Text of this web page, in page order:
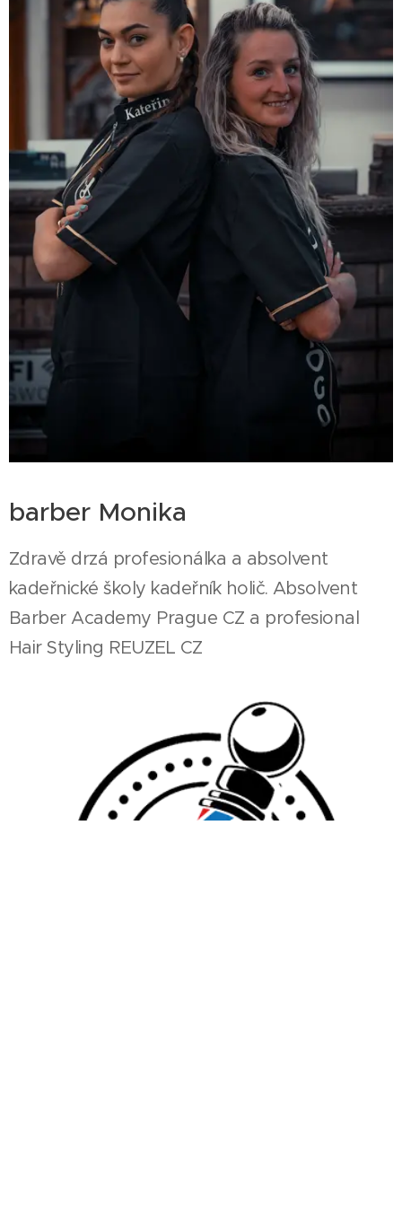
barber Monika
Zdravě drzá profesionálka a absolvent
kadeřnické školy kadeřník holič. Absolvent
Barber Academy Prague CZ a profesional
Hair Styling REUZEL CZ